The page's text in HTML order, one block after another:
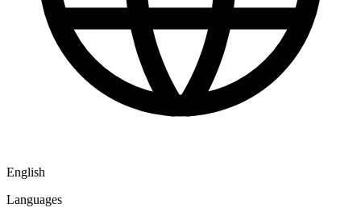
English
Languages